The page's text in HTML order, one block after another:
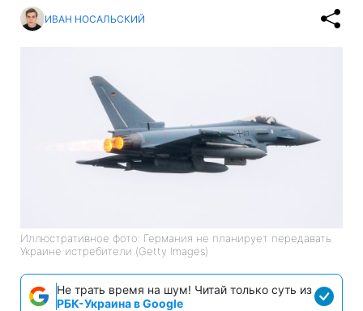
ИВАН НОСАЛЬСКИЙ
Иллюстративное фото: Германия не планирует передавать
Украине истребители (Getty Images)
Не трать время на шум! Читай только суть из
РБК-Украина в Google